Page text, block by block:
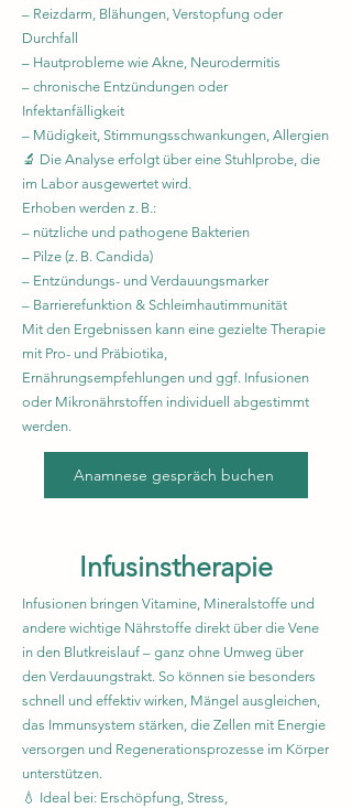
– Reizdarm, Blähungen, Verstopfung oder
Durchfall
– Hautprobleme wie Akne, Neurodermitis
– chronische Entzündungen oder
Infektanfälligkeit
– Müdigkeit, Stimmungsschwankungen, Allergien
🔬 Die Analyse erfolgt über eine Stuhlprobe, die
im Labor ausgewertet wird.
Erhoben werden z. B.:
– nützliche und pathogene Bakterien
– Pilze (z. B. Candida)
– Entzündungs- und Verdauungsmarker
– Barrierefunktion & Schleimhautimmunität
Mit den Ergebnissen kann eine gezielte Therapie
mit Pro- und Präbiotika,
Ernährungsempfehlungen und ggf. Infusionen
oder Mikronährstoffen individuell abgestimmt
werden.
Anamnese gespräch buchen
Infusinstherapie
Infusionen bringen Vitamine, Mineralstoffe und
andere wichtige Nährstoffe direkt über die Vene
in den Blutkreislauf – ganz ohne Umweg über
den Verdauungstrakt. So können sie besonders
schnell und effektiv wirken, Mängel ausgleichen,
das Immunsystem stärken, die Zellen mit Energie
versorgen und Regenerationsprozesse im Körper
unterstützen.
💧 Ideal bei: Erschöpfung, Stress,